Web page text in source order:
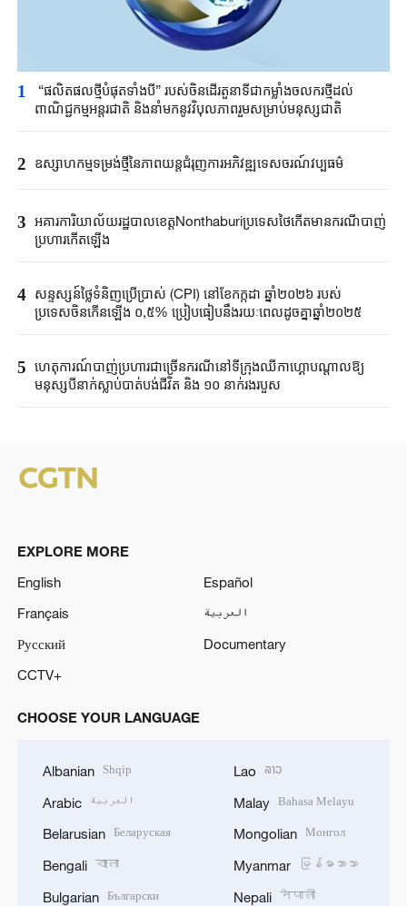
1
“ផលិតផលថ្មីបំផុតទាំងបី” របស់ចិនដើរតួនាទីជាកម្លាំងចលករថ្មីដល់
ពាណិជ្ជកម្ម​អន្តរជាតិ​​ និងនាំមកនូវវិបុលភាពរួមសម្រាប់មនុស្សជាតិ
2 ឧស្សាហកម្មទម្រង់ថ្មីនៃភាពយន្តជំរុញការអភិវឌ្ឍទេសចរណ៍វប្បធម៌
3 អគារការិយាល័យរដ្ឋបាលខេត្តNonthaburiប្រទេសថៃកើតមានករណីបាញ់
ប្រហារកើតឡើង
4 សន្ទស្សន៍ថ្លៃទំនិញប្រើប្រាស់ (CPI) នៅ​ខែកក្កដា ឆ្នាំ​២០២៦ របស់
ប្រទេសចិន​កើនឡើង ០,៥% ប្រៀប​ធៀបនឹងរយៈពេល​ដូច​គ្នា​ឆ្នាំ២០២៥
5 ហេតុការណ៍​បាញ់ប្រហារជាច្រើនករណី​នៅទីក្រុងឈីកាហ្គោបណ្តាលឱ្យ
មនុស្សបីនាក់ស្លាប់បាត់បង់ជីវិត​ និង ១០ នាក់រងរបួស
EXPLORE MORE
English
Español
Français
العربية
Русский
Documentary
CCTV+
CHOOSE YOUR LANGUAGE
Albanian Shqip
Arabic العربية
Belarusian Беларуская
Bengali বাংলা
Bulgarian Български
Lao ລາວ
Malay Bahasa Melayu
Mongolian Монгол
Myanmar မြန်မာဘာသာ
Nepali नेपाली